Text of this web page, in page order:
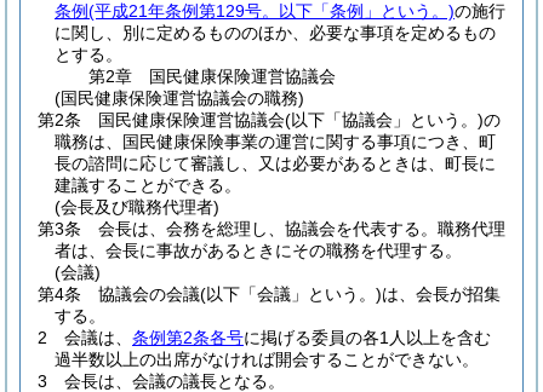
条例(平成21年条例第129号。以下「条例」という。)の施行
に関し、別に定めるもののほか、必要な事項を定めるもの
とする。
第2章
国民健康保険運営協議会
(国民健康保険運営協議会の職務)
第2条
国民健康保険運営協議会(以下「協議会」という。)の
職務は、国民健康保険事業の運営に関する事項につき、町
長の諮問に応じて審議し、又は必要があるときは、町長に
建議することができる。
(会長及び職務代理者)
第3条
会長は、会務を総理し、協議会を代表する。 職務代理
者は、会長に事故があるときにその職務を代理する。
(会議)
第4条
協議会の会議(以下「会議」という。)は、会長が招集
する。
2
会議は、 条例第2条各号に掲げる委員の各1人以上を含む
過半数以上の出席がなければ開会することができない。
3
会長は、会議の議長となる。